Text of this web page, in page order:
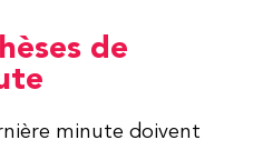
de
minute doivent